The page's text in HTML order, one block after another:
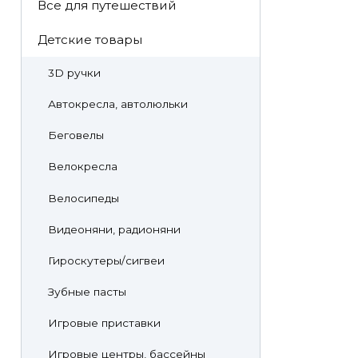
Все для путешествий
Детские товары
3D ручки
Автокресла, автолюльки
Беговелы
Велокресла
Велосипеды
Видеоняни, радионяни
Гироскутеры/сигвеи
Зубные пасты
Игровые приставки
Игровые центры, бассейны